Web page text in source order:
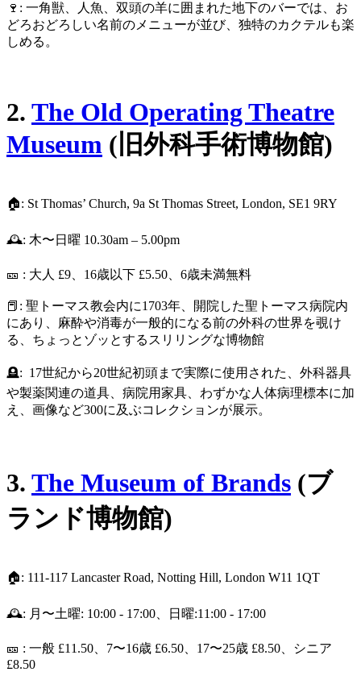
🍷: 一角獣、人魚、双頭の羊に囲まれた地下のバーでは、お
どろおどろしい名前のメニューが並び、独特のカクテルも楽
しめる。
2. The Old Operating Theatre
Museum (旧外科手術博物館)
🏠: St Thomas’ Church, 9a St Thomas Street, London, SE1 9RY
🕰️: 木〜日曜 10.30am – 5.00pm
🎫 : 大人 £9、16歳以下 £5.50、6歳未満無料
📕: 聖トーマス教会内に1703年、開院した聖トーマス病院内
にあり、麻酔や消毒が一般的になる前の外科の世界を覗け
る、ちょっとゾッとするスリリングな博物館
🪦: 17世紀から20世紀初頭まで実際に使用された、外科器具
や製薬関連の道具、病院用家具、わずかな人体病理標本に加
え、画像など300に及ぶコレクションが展示。
3. The Museum of Brands (ブ
ランド博物館)
🏠: 111-117 Lancaster Road, Notting Hill, London W11 1QT
🕰️: 月〜土曜: 10:00 - 17:00、日曜:11:00 - 17:00
🎫 : 一般 £11.50、7〜16歳 £6.50、17〜25歳 £8.50、シニア
£8.50